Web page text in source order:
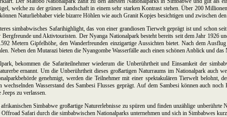
welche zu der grünen Landschaft in einem sehr starken Kontrast stehen. Über 200
Naturliebhaber viele bizarre Höhlen wie auch Granit Kopjes besichtigen und zwischen
simbabwisches Safarihighlight, das von einer grandiosen Tierwelt geprägt ist und schon
und Aktivtouristen. Der Nyanga Nationalpark besteht bereits seit dem Jahr 1926
Metern Gipfelhöhe, den Wanderfreunden einzigartige Aussichten bietet. Nach dem
Neben den Mutarazi bieten die Nyangombe Wasserfälle auch einen schönen Anblick und
bekommen die Safariteilnehmer wiederum die Unberührtheit und Einsamkeit der
ernannt. Um die Unberührtheit dieses großartigen Naturraums im Nationalpark
genehmigt, werden die Teilnehmer mit einer spektakulären Tierwelt
Wasserstand des Sambesi Flusses geprägt. Auf dem Sambesi können auch
zu verlassen.
Simbabwe großartige Naturerlebnisse zu spüren und finden unzählige
Safari durch die simbabwischen Nationalparks unternehmen und sich in Simbabwes